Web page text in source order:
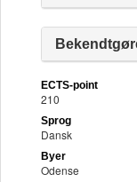
ECTS-point
210
Sprog
Dansk
Byer
Odense